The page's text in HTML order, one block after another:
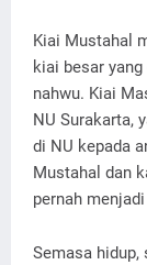
Kiai Mustahal
kiai besar
nahwu. Kiai
NU Surakarta,
di NU kepada
Mustahal dan
pernah
Semasa